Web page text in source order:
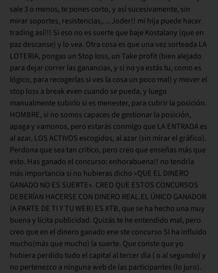
sale 3 o menos, te pones corto, y así sucesivamente, sin
mirar soportes, resistencias,… Joder!! mi hija puede hacer
trading así!!! Si eso no es suerte que baje Kostalany (que en
paz descanse) y lo vea. Otra cosa es que una vez sorteada LA
LOTERIA, pongas un Stop loss, un Take profit (bien alejado
para dejar correr las ganancias, y si no ya estás tu, como es
lógico, para recogerlas si ves la cosa un poco mal) y mover el
stop loss a break even cuando se pueda, y luego
manualmente subirlo si es menester, para cubrir la posición.
HOMBRE, si no somos capaces de gestionar la posición,
apaga y vamonos, pero estarás conmigo que LA ENTRADA es
al azar, LOS ACTIVOS escogidos, al azar (sin mirar el gráfico).
Perdona que sea tan crítico, pero creo que enseñas más que
esto. Has ganado el concurso: enhorabuena!! no tendría
más importancia si no hubieras dicho «QUE EL DINERO
GANADO NO ES SUERTE». CREO QUE ESTOS CONCURSOS
DEBERÍAN HACERSE CON DINERO REAL.EL ÚNICO GANADOR
(A PARTE DE TI Y TU WEB) ES XTB, que se ha hecho una muy
buena y lícita publicidad. Quizás te he entendido mal, pero
creo que en el dinero ganado ene ste concurso SI ha influido
mucho(más que mucho) la suerte. Que conste que yo
hubiera perdido todo el capital al tercer día ( o al segundo) y
no pertenezco a ninguna web de las participantes (lo juro).